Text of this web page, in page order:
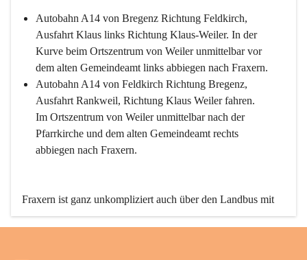
Autobahn A14 von Bregenz Richtung Feldkirch,
Ausfahrt Klaus links Richtung Klaus-Weiler. In der
Kurve beim Ortszentrum von Weiler unmittelbar vor
dem alten Gemeindeamt links abbiegen nach Fraxern.
Autobahn A14 von Feldkirch Richtung Bregenz,
Ausfahrt Rankweil, Richtung Klaus Weiler fahren.
Im Ortszentrum von Weiler unmittelbar nach der
Pfarrkirche und dem alten Gemeindeamt rechts
abbiegen nach Fraxern.
Fraxern ist ganz unkompliziert auch über den Landbus mit
den öffentlichen Verkehrsmitteln zu erreichen. Die Linie